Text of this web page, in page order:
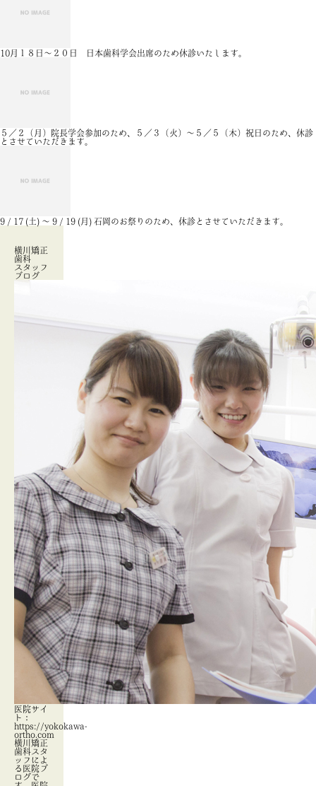
10月１８日～２０日 日本歯科学会出席のため休診いたします。
５／２（月）院長学会参加のため、５／３（火）～５／５（木）祝日のため、休診
とさせていただきます。
9 / 17 (土) 〜 9 / 19 (月) 石岡のお祭りのため、休診とさせていただきます。
横川矯正
歯科
スタッフ
ブログ
医院サイ
ト：
https://yokokawa-
ortho.com
横川矯正
歯科スタ
ッフによ
る医院ブ
ログで